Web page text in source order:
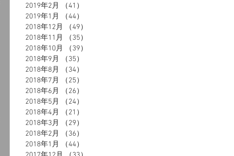
2019年2月
（41）
2019年1月
（44）
2018年12月
（49）
2018年11月
（35）
2018年10月
（39）
2018年9月
（35）
2018年8月
（34）
2018年7月
（25）
2018年6月
（26）
2018年5月
（24）
2018年4月
（21）
2018年3月
（29）
2018年2月
（36）
2018年1月
（44）